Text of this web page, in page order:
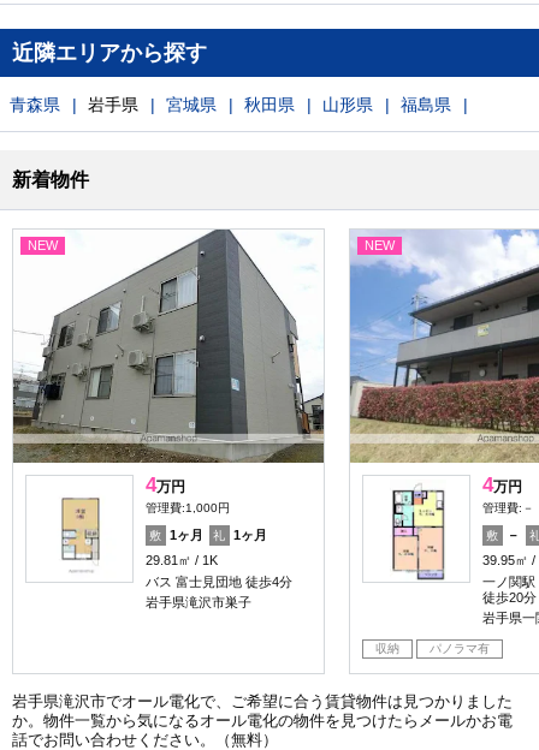
近隣エリアから探す
青森県 岩手県 宮城県 秋田県 山形県 福島県
新着物件
NEW
4万円
管理費:1,000円
敷 1ヶ月 礼
1ヶ月
29.81㎡
1K
バス 富士見団地 徒歩4分
岩手県滝沢市巣子
NEW
4万円
管理費:－
敷 －
39.95㎡
一ノ関駅
徒歩20分
岩手県一
収納 パノラマ有
岩手県滝沢市でオール電化で、ご希望に合う賃貸物件は見つかりました
か。物件一覧から気になるオール電化の物件を見つけたらメールかお電
話でお問い合わせください。（無料）